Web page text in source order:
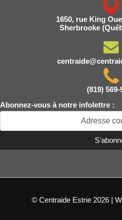
1650, rue King
Sherbrooke
(819) 569-
Abonnez-vous à notre infolettre :
© Centraide Estrie 2026 |